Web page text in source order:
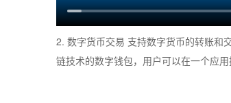
2. 数字货币交易 支持数字货币的转账和
链技术的数字钱包，用户可以在一个应